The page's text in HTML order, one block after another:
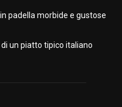
padella morbide e gustose
un piatto tipico italiano